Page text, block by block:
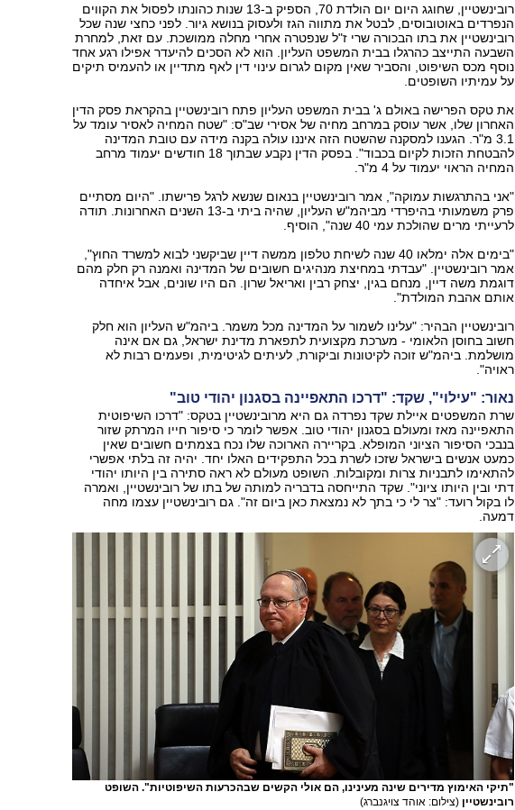
רובינשטיין, שחוגג היום יום הולדת 70, הספיק ב-13 שנות כהונתו לפסול את הקווים
הנפרדים באוטובוסים, לבטל את מתווה הגז ולעסוק בנושא גיור. לפני כחצי שנה שכל
רובינשטיין את בתו הבכורה שרי ז"ל שנפטרה אחרי מחלה ממושכת. עם זאת, למחרת
השבעה התייצב כהרגלו בבית המשפט העליון. הוא לא הסכים להיעדר אפילו רגע אחד
נוסף מכס השיפוט, והסביר שאין מקום לגרום עינוי דין לאף מתדיין או להעמיס תיקים
על עמיתיו השופטים.
את טקס הפרישה באולם ג' בבית המשפט העליון פתח רובינשטיין בהקראת פסק הדין
האחרון שלו, אשר עוסק במרחב מחיה של אסירי שב"ס: "שטח המחיה לאסיר עומד על
3.1 מ"ר. הגענו למסקנה שהשטח הזה איננו עולה בקנה מידה עם טובת המדינה
להבטחת הזכות לקיום בכבוד". בפסק הדין נקבע שבתוך 18 חודשים יעמוד מרחב
המחיה הראוי יעמוד על 4 מ"ר.
"אני בהתרגשות עמוקה", אמר רובינשטיין בנאום שנשא לרגל פרישתו. "היום מסתיים
פרק משמעותי בהיפרדי מביהמ"ש העליון, שהיה ביתי ב-13 השנים האחרונות. תודה
לרעייתי מרים שהולכת עמי 40 שנה", הוסיף.
"בימים אלה ימלאו 40 שנה לשיחת טלפון ממשה דיין שביקשני לבוא למשרד החוץ",
אמר רובינשטיין. "עבדתי במחיצת מנהיגים חשובים של המדינה ואמנה רק חלק מהם
דוגמת משה דיין, מנחם בגין, יצחק רבין ואריאל שרון. הם היו שונים, אבל איחדה
אותם אהבת המולדת".
רובינשטיין הבהיר: "עלינו לשמור על המדינה מכל משמר. ביהמ"ש העליון הוא חלק
חשוב בחוסן הלאומי - מערכת מקצועית לתפארת מדינת ישראל, גם אם אינה
מושלמת. ביהמ"ש זוכה לקיטונות וביקורת, לעיתים לגיטימית, ופעמים רבות לא
ראויה".
נאור: "עילוי", שקד: "דרכו התאפיינה בסגנון יהודי טוב"
שרת המשפטים איילת שקד נפרדה גם היא מרובינשטיין בטקס: "דרכו השיפוטית
התאפיינה מאז ומעולם בסגנון יהודי טוב. אפשר לומר כי סיפור חייו המרתק שזור
בנבכי הסיפור הציוני המופלא. בקריירה הארוכה שלו נכח בצמתים חשובים שאין
כמעט אנשים בישראל שזכו לשרת בכל התפקידים האלו יחד. יהיה זה בלתי אפשרי
להתאימו לתבניות צרות ומקובלות. השופט מעולם לא ראה סתירה בין היותו יהודי
דתי ובין היותו ציוני". שקד התייחסה בדבריה למותה של בתו של רובינשטיין, ואמרה
לו בקול רועד: "צר לי כי בתך לא נמצאת כאן ביום זה". גם רובינשטיין עצמו מחה
דמעה.
"תיקי האימוץ מדירים שינה מעינינו, הם אולי הקשים שבהכרעות השיפוטיות". השופט
רובינשטיין (צילום: אוהד צויגנברג)